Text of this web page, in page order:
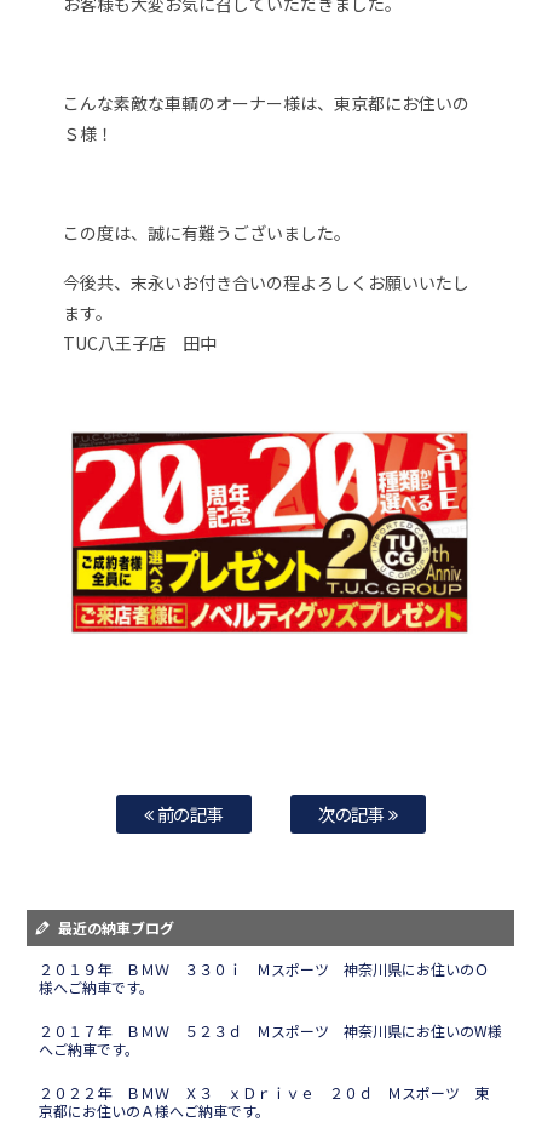
こんな素敵な車輌のオーナー様は、東京都にお住いの
Ｓ様！
この度は、誠に有難うございました。
今後共、末永いお付き合いの程よろしくお願いいたし
ます。
TUC八王子店 田中
前の記事 次の記事
最近の納車ブログ
２０１９年 ＢＭＷ ３３０ｉ Ｍスポーツ 神奈川県にお住いのＯ
様へご納車です。
２０１７年 ＢＭＷ ５２３ｄ Ｍスポーツ 神奈川県にお住いのW様
へご納車です。
２０２２年 ＢＭＷ Ｘ３ ｘＤｒｉｖｅ ２０ｄ Ｍスポーツ 東
京都にお住いのＡ様へご納車です。